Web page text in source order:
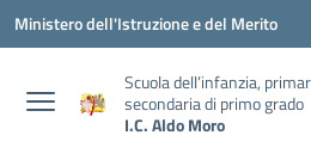
Vai ai contenuti
Vai al menu di navigazione
Vai al footer
Ministero dell'Istruzione e del Merito
Scuola dell’infanzia,
secondaria di primo grado
I.C. Aldo Moro